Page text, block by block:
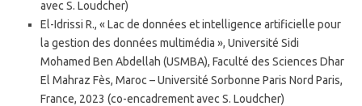
avec S. Loudcher)
El-Idrissi R., « Lac de données et intelligence artificielle pour
la gestion des données multimédia », Université Sidi
Mohamed Ben Abdellah (USMBA), Faculté des Sciences Dhar
El Mahraz Fès, Maroc – Université Sorbonne Paris Nord Paris,
France, 2023 (co-encadrement avec S. Loudcher)